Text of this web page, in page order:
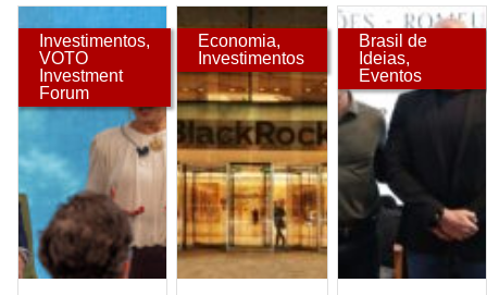
Investimentos,
VOTO
Investment
Forum
Economia,
Investimentos
Brasil de
Ideias,
Eventos